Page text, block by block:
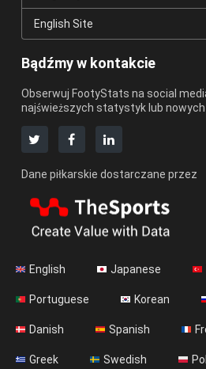
English Site
Bądźmy w kontakcie
Obserwuj FootyStats na social
najświeższych statystyk lub nowych
Dane piłkarskie dostarczane przez
English Japanese
Portuguese Korean
Danish Spanish
Greek Swedish